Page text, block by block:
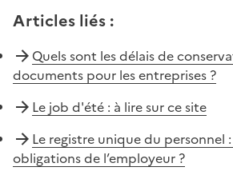
Articles liés :
Quels sont les délais de
documents pour les entreprises ?
Le job d'été : à lire sur ce site
Le registre unique du personnel
obligations de l’employeur ?